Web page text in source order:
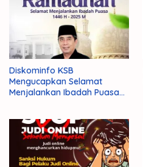
Diskominfo KSB
Mengucapkan Selamat
Menjalankan Ibadah Puasa